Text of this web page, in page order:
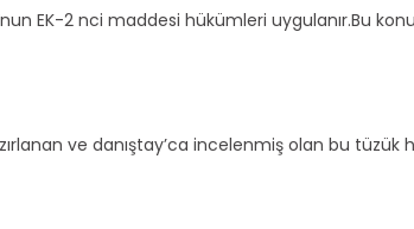
EK-2 nci maddesi hükümleri uygulanır.Bu
ve danıştay’ca incelenmiş olan bu